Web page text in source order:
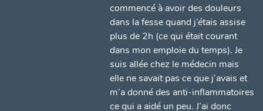
commencé à avoir des douleurs
dans la fesse quand j’étais assise
plus de 2h (ce qui était courant
dans mon emploie du temps). Je
suis allée chez le médecin mais
elle ne savait pas ce que j’avais et
m’a donné des anti-inflammatoires
ce qui a aidé un peu. J’ai donc